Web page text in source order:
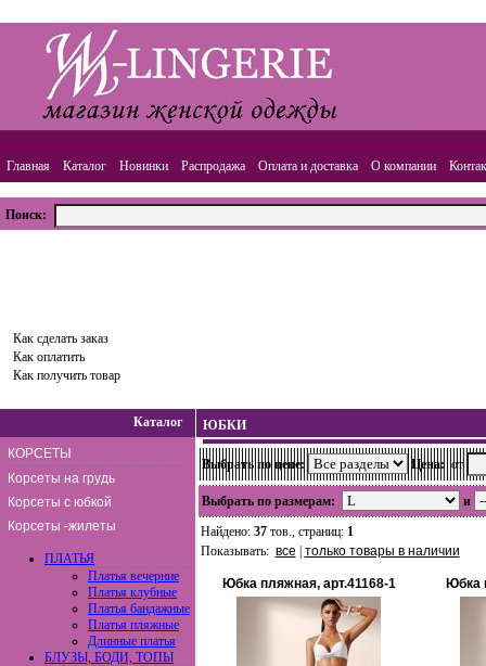
Главная Каталог Новинки Распродажа Оплата и доставка О компании
Поиск:
Как сделать заказ
Как оплатить
Как получить товар
Каталог
КОРСЕТЫ
Корсеты на грудь
Корсеты с юбкой
Корсеты -жилеты
ПЛАТЬЯ
Платья вечерние
Платья клубные
Платья бандажные
Платья пляжные
Длинные платья
БЛУЗЫ, БОДИ, ТОПЫ
ЮБКИ
Выбрать по цене: Цена: от
Выбрать по размерам:
и
Найдено: 37тов., страниц: 1
Показывать: все только товары в наличии
Юбка пляжная, арт.41168-1 Юбка